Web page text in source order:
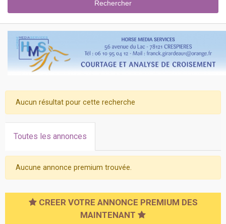
Aucun résultat pour cette recherche
Toutes les annonces
Aucune annonce premium trouvée.
CREER VOTRE ANNONCE PREMIUM DES
MAINTENANT